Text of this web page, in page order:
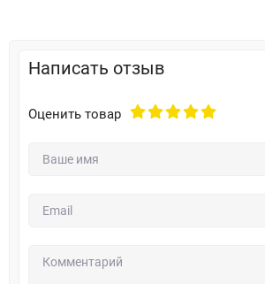
Написать отзыв
Оценить товар